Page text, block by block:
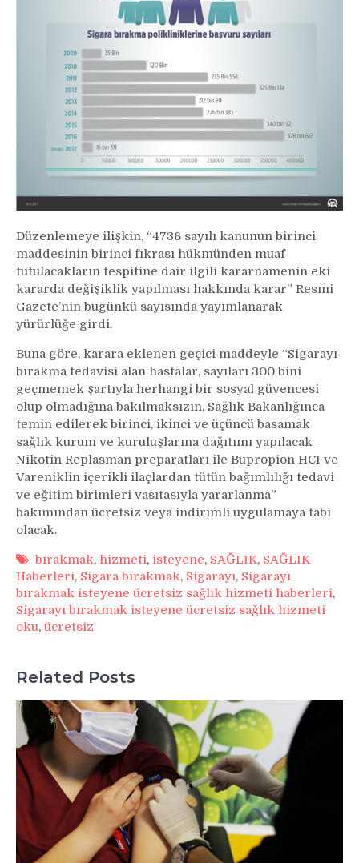
Düzenlemeye ilişkin, “4736 sayılı kanunun birinci
maddesinin birinci fıkrası hükmünden muaf
tutulacakların tespitine dair ilgili kararnamenin eki
kararda değişiklik yapılması hakkında karar” Resmi
Gazete’nin bugünkü sayısında yayımlanarak
yürürlüğe girdi.
Buna göre, karara eklenen geçici maddeyle “Sigarayı
bırakma tedavisi alan hastalar, sayıları 300 bini
geçmemek şartıyla herhangi bir sosyal güvencesi
olup olmadığına bakılmaksızın, Sağlık Bakanlığınca
temin edilerek birinci, ikinci ve üçüncü basamak
sağlık kurum ve kuruluşlarına dağıtımı yapılacak
Nikotin Replasman preparatları ile Bupropion HCI ve
Vareniklin içerikli ilaçlardan tütün bağımlılığı tedavi
ve eğitim birimleri vasıtasıyla yararlanma”
bakımından ücretsiz veya indirimli uygulamaya tabi
olacak.
bırakmak, hizmeti, isteyene, SAĞLIK, SAĞLIK
Haberleri, Sigara bırakmak, Sigarayı, Sigarayı
bırakmak isteyene ücretsiz sağlık hizmeti haberleri,
Sigarayı bırakmak isteyene ücretsiz sağlık hizmeti
oku, ücretsiz
Related Posts